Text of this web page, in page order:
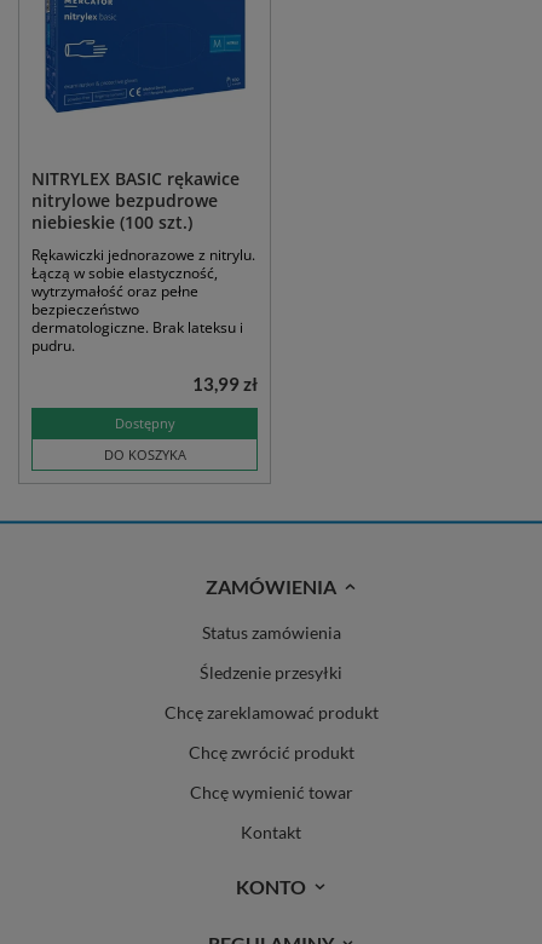
NITRYLEX BASIC rękawice
nitrylowe bezpudrowe
niebieskie (100 szt.)
Rękawiczki jednorazowe z nitrylu.
Łączą w sobie elastyczność,
wytrzymałość oraz pełne
bezpieczeństwo
dermatologiczne. Brak lateksu i
pudru.
Dostępny
DO KOSZYKA
13,99 zł
ZAMÓWIENIA
Status zamówienia
Śledzenie przesyłki
Chcę zareklamować produkt
Chcę zwrócić produkt
Chcę wymienić towar
Kontakt
KONTO